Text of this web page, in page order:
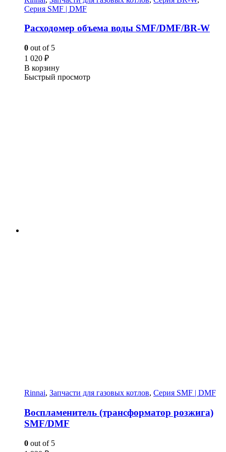
Серия SMF | DMF
Расходомер объема воды SMF/DMF/BR-W
0 out of 5
1 020 ₽
В корзину
Быстрый просмотр
Rinnai, Запчасти для газовых котлов, Серия SMF | DMF
Воспламенитель (трансформатор розжига)
SMF/DMF
0 out of 5